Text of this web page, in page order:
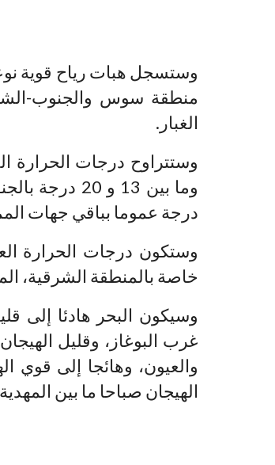
وستسجل هبات رياح قوية
منطقة سوس والجنوب-
الغبار.
درجة عموما بباقي جهات
وستكون درجات الحرارة
خاصة بالمنطقة الشرقية،
وسيكون البحر هادئا إلى
غرب البوغاز، وقليل
والعيون، وهائجا إلى قوي
الهيجان صباحا ما بين